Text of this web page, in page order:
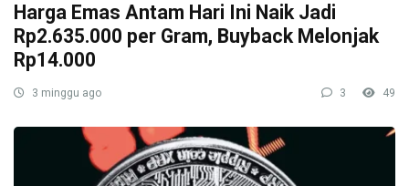
Harga Emas Antam Hari Ini Naik Jadi
Rp2.635.000 per Gram, Buyback Melonjak
Rp14.000
3 minggu ago 3 49